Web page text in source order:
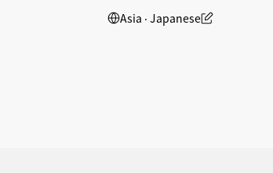
Asia ‧ Japanese